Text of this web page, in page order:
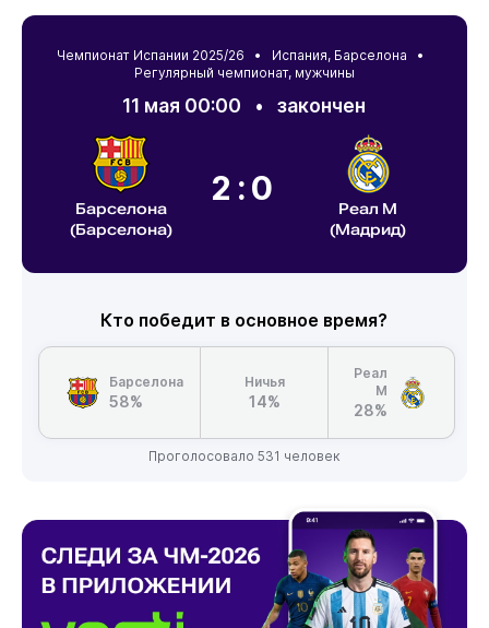
Чемпионат Испании 2025/26 • Испания, Барселона •
Регулярный чемпионат, мужчины
11 мая 00:00 •закончен
Барселона
(Барселона)
2:0
Реал М
(Мадрид)
Кто победит в основное время?
Барселона
58%
Ничья
14%
Реал
М
28%
Проголосовало 531 человек